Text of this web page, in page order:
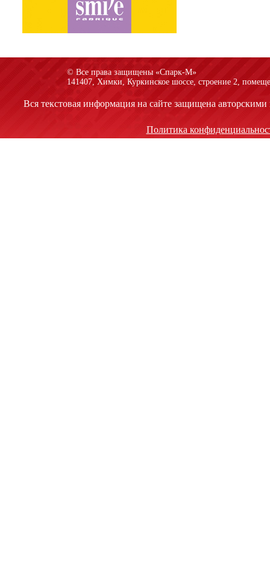
© Все права защищены «Спарк-M»
141407, Химки, Куркинское шоссе, строение 2,
Вся текстовая информация на сайте защищена
Политика